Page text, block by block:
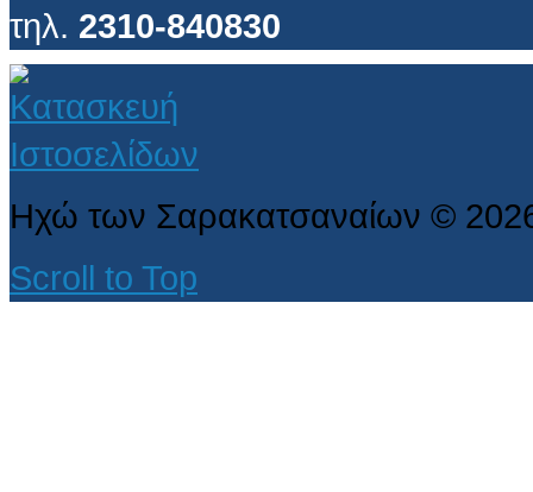
τηλ. 2310-840830
Ηχώ των Σαρακατσαναίων ©
Scroll to Top